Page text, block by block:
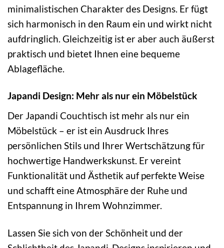
minimalistischen Charakter des Designs. Er fügt
sich harmonisch in den Raum ein und wirkt nicht
aufdringlich. Gleichzeitig ist er aber auch äußerst
praktisch und bietet Ihnen eine bequeme
Ablagefläche.
Japandi Design: Mehr als nur ein Möbelstück
Der Japandi Couchtisch ist mehr als nur ein
Möbelstück – er ist ein Ausdruck Ihres
persönlichen Stils und Ihrer Wertschätzung für
hochwertige Handwerkskunst. Er vereint
Funktionalität und Ästhetik auf perfekte Weise
und schafft eine Atmosphäre der Ruhe und
Entspannung in Ihrem Wohnzimmer.
Lassen Sie sich von der Schönheit und der